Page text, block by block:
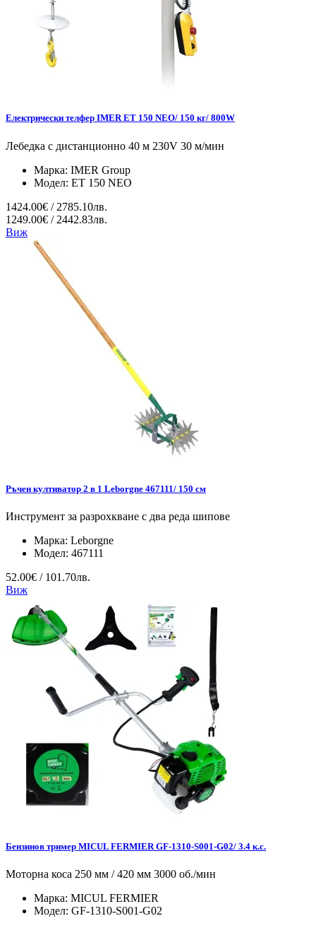
Електрически телфер IMER ET 150 NEO/ 150 кг/ 800W
Лебедка с дистанционно 40 м 230V 30 м/мин
Марка: IMER Group
Модел: ET 150 NEO
1424.00€ / 2785.10лв.
1249.00€ / 2442.83лв.
Виж
Ръчен култиватор 2 в 1 Leborgne 467111/ 150 см
Инструмент за разрохкване с два реда шипове
Марка: Leborgne
Модел: 467111
52.00€ / 101.70лв.
Виж
Бензинов тример MICUL FERMIER GF-1310-S001-G02/ 3.4 к.с.
Моторна коса 250 мм / 420 мм 3000 об./мин
Марка: MICUL FERMIER
Модел: GF-1310-S001-G02